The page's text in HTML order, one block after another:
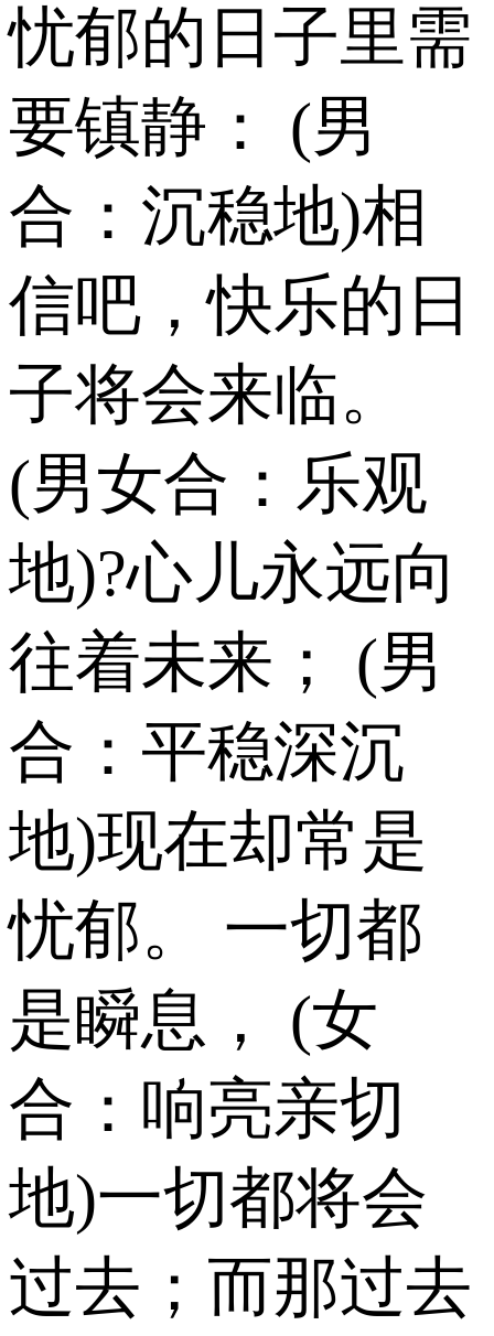
忧郁的日子里需
要镇静： (男
合：沉稳地)相
信吧，快乐的日
子将会来临。
(男女合：乐观
地)?心儿永远向
往着未来； (男
合：平稳深沉
地)现在却常是
忧郁。 一切都
是瞬息， (女
合：响亮亲切
地)一切都将会
过去；而那过去